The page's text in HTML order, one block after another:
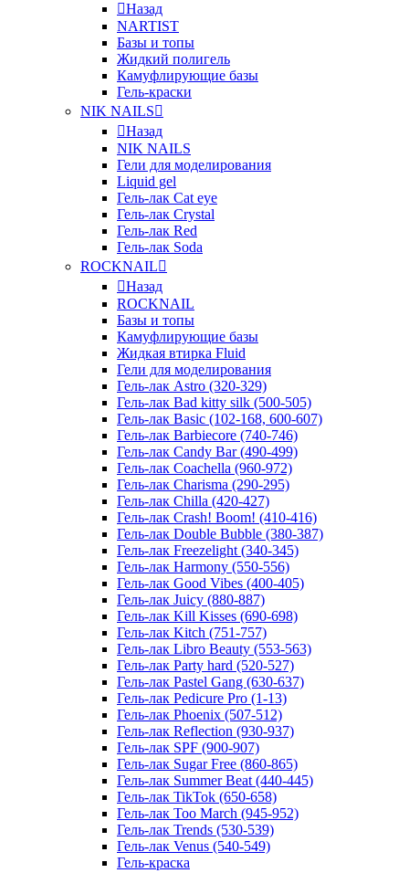
Назад
NARTIST
Базы и топы
Жидкий полигель
Камуфлирующие базы
Гель-краски
NIK NAILS
Назад
NIK NAILS
Гели для моделирования
Liquid gel
Гель-лак Cat eye
Гель-лак Crystal
Гель-лак Red
Гель-лак Soda
ROCKNAIL
Назад
ROCKNAIL
Базы и топы
Камуфлирующие базы
Жидкая втирка Fluid
Гели для моделирования
Гель-лак Astro (320-329)
Гель-лак Bad kitty silk (500-505)
Гель-лак Basic (102-168, 600-607)
Гель-лак Barbiecore (740-746)
Гель-лак Candy Bar (490-499)
Гель-лак Coachella (960-972)
Гель-лак Charisma (290-295)
Гель-лак Chilla (420-427)
Гель-лак Crash! Boom! (410-416)
Гель-лак Double Bubble (380-387)
Гель-лак Freezelight (340-345)
Гель-лак Harmony (550-556)
Гель-лак Good Vibes (400-405)
Гель-лак Juicy (880-887)
Гель-лак Kill Kisses (690-698)
Гель-лак Kitch (751-757)
Гель-лак Libro Beauty (553-563)
Гель-лак Party hard (520-527)
Гель-лак Pastel Gang (630-637)
Гель-лак Pedicure Pro (1-13)
Гель-лак Phoenix (507-512)
Гель-лак Reflection (930-937)
Гель-лак SPF (900-907)
Гель-лак Sugar Free (860-865)
Гель-лак Summer Beat (440-445)
Гель-лак TikTok (650-658)
Гель-лак Too March (945-952)
Гель-лак Trends (530-539)
Гель-лак Venus (540-549)
Гель-краска